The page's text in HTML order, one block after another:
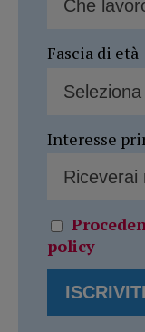
Fascia di età
Interesse
policy